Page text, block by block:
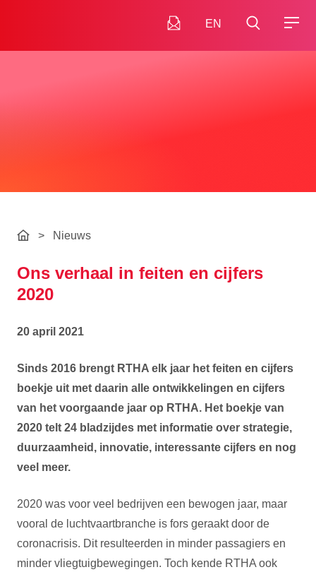
EN
> Nieuws
Ons verhaal in feiten en cijfers
2020
20 april 2021
Sinds 2016 brengt RTHA elk jaar het feiten en cijfers
boekje uit met daarin alle ontwikkelingen en cijfers
van het voorgaande jaar op RTHA. Het boekje van
2020 telt 24 bladzijdes met informatie over strategie,
duurzaamheid, innovatie, interessante cijfers en nog
veel meer.
2020 was voor veel bedrijven een bewogen jaar, maar
vooral de luchtvaartbranche is fors geraakt door de
coronacrisis. Dit resulteerden in minder passagiers en
minder vliegtuigbewegingen. Toch kende RTHA ook